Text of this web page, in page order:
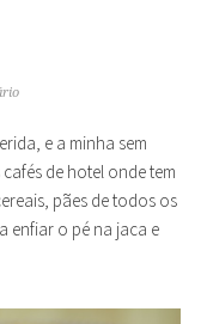
e a minha sem
de hotel onde tem
pães de todos os
enfiar o pé na jaca e